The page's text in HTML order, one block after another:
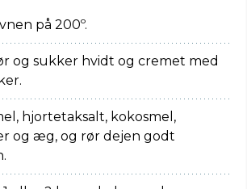
på 200º.
og sukker hvidt og cremet med
hjortetaksalt, kokosmel,
og æg, og rør dejen godt